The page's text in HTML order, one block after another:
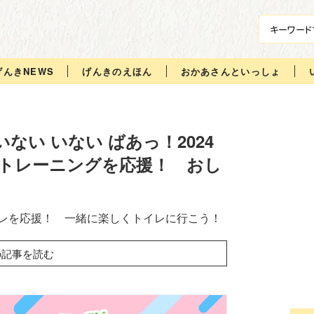
んきNEWS げんきのえほん おかあさんといっしょ
い いない ばあっ！2024
レーニングを応援！ おし
を応援！ 一緒に楽しくトイレに行こう！
事を読む